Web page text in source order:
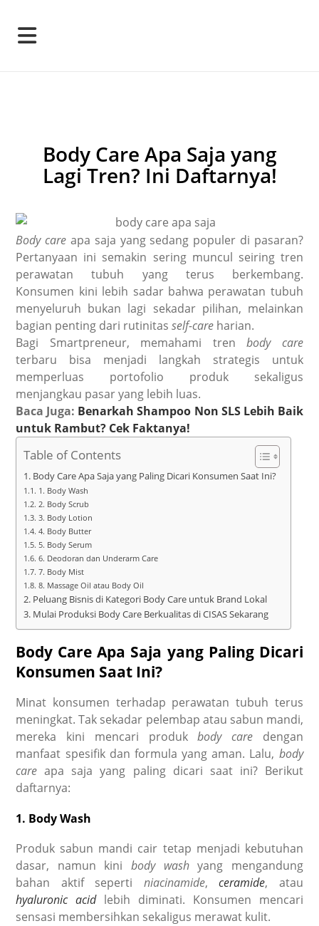
Body Care Apa Saja yang
Lagi Tren? Ini Daftarnya!
Body care apa saja yang sedang populer di pasaran?
Pertanyaan ini semakin sering muncul seiring tren
perawatan tubuh yang terus berkembang.
Konsumen kini lebih sadar bahwa perawatan tubuh
menyeluruh bukan lagi sekadar pilihan, melainkan
bagian penting dari rutinitasself-care harian.
Bagi Smartpreneur, memahami trenbody care
terbaru bisa menjadi langkah strategis untuk
memperluas portofolio produk sekaligus
menjangkau pasar yang lebih luas.
Baca Juga: Benarkah Shampoo Non SLS Lebih Baik
untuk Rambut? Cek Faktanya!
Table of Contents
Body Care Apa Saja yang Paling Dicari Konsumen Saat Ini?
1. Body Wash
2. Body Scrub
3. Body Lotion
4. Body Butter
5. Body Serum
6. Deodoran dan Underarm Care
7. Body Mist
8. Massage Oil atau Body Oil
Peluang Bisnis di Kategori Body Care untuk Brand Lokal
Mulai Produksi Body Care Berkualitas di CISAS Sekarang
Body Care Apa Saja yang Paling Dicari
Konsumen Saat Ini?
Minat konsumen terhadap perawatan tubuh terus
meningkat. Tak sekadar pelembap atau sabun mandi,
mereka kini mencari produkbody care dengan
manfaat spesifik dan formula yang aman. Lalu, body
care apa saja yang paling dicari saat ini? Berikut
daftarnya:
1. Body Wash
Produk sabun mandi cair tetap menjadi kebutuhan
dasar, namun kini body washyang mengandung
bahan aktif seperti niacinamide,ceramide, atau
hyaluronic acidlebih diminati. Konsumen mencari
sensasi membersihkan sekaligus merawat kulit.